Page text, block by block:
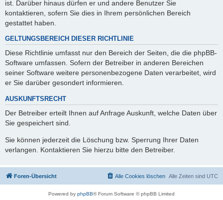
ist. Darüber hinaus dürfen er und andere Benutzer Sie
kontaktieren, sofern Sie dies in Ihrem persönlichen Bereich
gestattet haben.
GELTUNGSBEREICH DIESER RICHTLINIE
Diese Richtlinie umfasst nur den Bereich der Seiten, die die phpBB-
Software umfassen. Sofern der Betreiber in anderen Bereichen
seiner Software weitere personenbezogene Daten verarbeitet, wird
er Sie darüber gesondert informieren.
AUSKUNFTSRECHT
Der Betreiber erteilt Ihnen auf Anfrage Auskunft, welche Daten über
Sie gespeichert sind.
Sie können jederzeit die Löschung bzw. Sperrung Ihrer Daten
verlangen. Kontaktieren Sie hierzu bitte den Betreiber.
Foren-Übersicht Alle Zeiten sind UTC
Alle Cookies löschen
Powered by phpBB® Forum Software © phpBB Limited